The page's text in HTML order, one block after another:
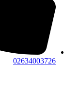
02634003726